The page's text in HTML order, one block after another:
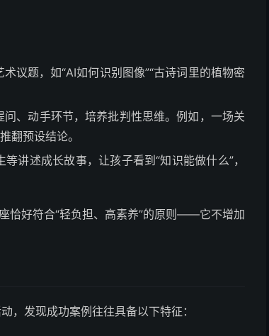
议题，如“AI如何识别图像”“古诗词里的植物密
、动手环节，培养批判性思维。例如，一场关
翻预设结论。
讲述成长故事，让孩子看到“知识能做什么”，
恰好符合“轻负担、高素养”的原则——它不增加
，发现成功案例往往具备以下特征：